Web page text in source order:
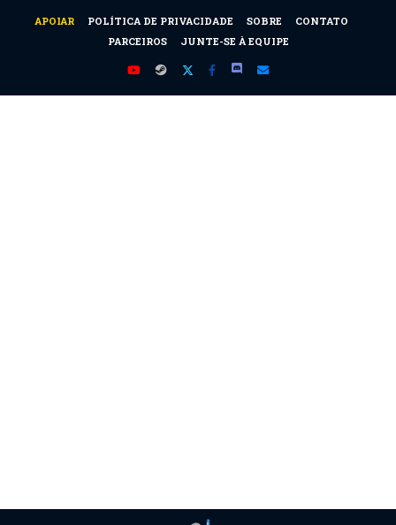
APOIAR POLÍTICA DE PRIVACIDADE SOBRE
CONTATO
PARCEIROS
JUNTE-SE À EQUIPE